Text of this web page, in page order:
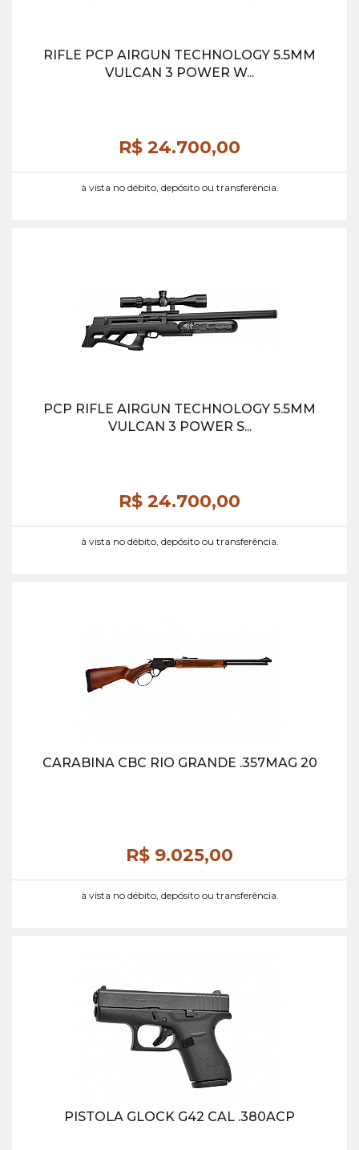
RIFLE PCP AIRGUN TECHNOLOGY 5.5MM
VULCAN 3 POWER W...
R$ 24.700,00
à vista no débito, depósito ou transferência.
PCP RIFLE AIRGUN TECHNOLOGY 5.5MM
VULCAN 3 POWER S...
R$ 24.700,00
à vista no débito, depósito ou transferência.
CARABINA CBC RIO GRANDE .357MAG 20
R$ 9.025,00
à vista no débito, depósito ou transferência.
PISTOLA GLOCK G42 CAL .380ACP